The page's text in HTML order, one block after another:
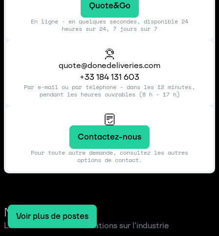
Quote&Go
En ligne - en quelques secondes, disponible 24
heures sur 24, 7 jours sur 7
quote@donedeliveries.com
+33 184 131 603
Par e-mail ou par téléphone - dans les 12 minutes,
pendant les heures ouvrables (8 h - 17 h)
Contactez-nous
Pour toute autre demande, consultez les autres
options de contact.
Notre blog
Lire les dernières informations sur l'industrie
Voir plus de postes